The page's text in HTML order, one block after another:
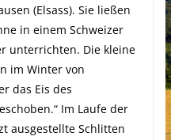
(Elsass). Sie ließen
in einem Schweizer
unterrichten. Die kleine
im Winter von
das Eis des
Im Laufe der
ausgestellte Schlitten